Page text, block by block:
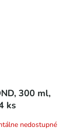
300 ml,
ks
nedostupné